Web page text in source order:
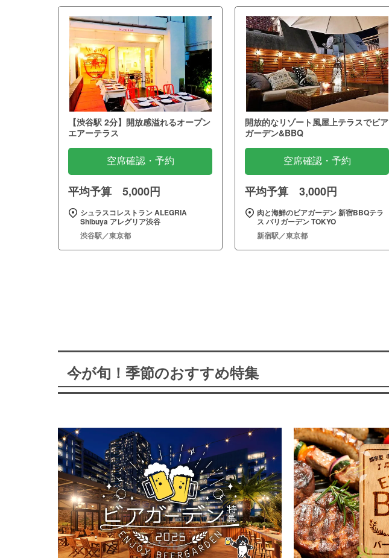
【渋谷駅 2分】開放感溢れるオープン
エアーテラス
空席確認・予約
平均予算 5,000円
シュラスコレストラン ALEGRIA
Shibuya アレグリア渋谷
渋谷駅／東京都
開放的なリゾート風屋上テラスでビア
ガーデン&BBQ
空席確認・予約
平均予算 3,000円
肉と海鮮のビアガーデン 新宿BBQテラ
ス バリガーデン TOKYO
新宿駅／東京都
今が旬！季節のおすすめ特集